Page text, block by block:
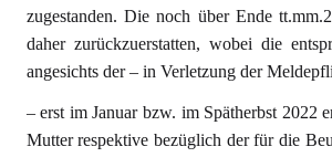
zugestanden. Die noch über Ende
daher zurückzuerstatten, wobei die
angesichts der – in Verletzung der
– erst im Januar bzw. im Spätherbst 2022
Mutter respektive bezüglich der für die